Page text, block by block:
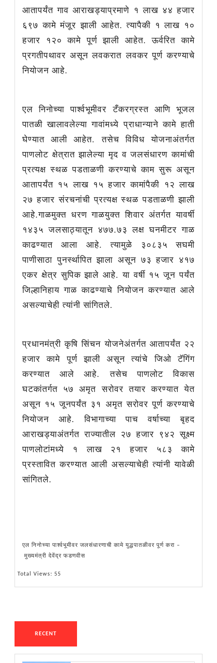
आतापर्यंत गाव आराखड्याप्रमाणे १ लाख ४४ हजार
६९७ कामे मंजूर झाली आहेत. त्यापैकी १ लाख १०
हजार १२० कामे पूर्ण झाली आहेत. ऊर्वरित कामे
प्रगतीपथावर असून लवकरात लवकर पूर्ण करण्याचे
नियोजन आहे.
एल निनोच्या पार्श्वभूमीवर टँकरग्रस्त आणि भूजल
पातळी खालावलेल्या गावांमध्ये प्राधान्याने कामे हाती
घेण्यात आली आहेत. तसेच विविध योजनाअंतर्गत
पाणलोट क्षेत्रात झालेल्या मृद व जलसंधारण कामांची
प्रत्यक्ष स्थळ पडताळणी करण्याचे काम सुरू असून
आतापर्यंत १५ लाख १५ हजार कामांपैकी १२ लाख
२७ हजार संरचनांची प्रत्यक्ष स्थळ पडताळणी झाली
आहे.गाळमुक्त धरण गाळयुक्त शिवार अंतर्गत यावर्षी
१४३५ जलसाठ्यातून ४७७.७३ लक्ष घनमीटर गाळ
काढण्यात आला आहे. त्यामुळे ३०८३५ सघमी
पाणीसाठा पुनर्स्थापित झाला असून ७३ हजार ४१७
एकर क्षेत्र सुपिक झाले आहे. या वर्षी १५ जून पर्यंत
जिल्हानिहाय गाळ काढण्याचे नियोजन करण्यात आले
असल्याचेही त्यांनी सांगितले.
प्रधानमंत्री कृषि सिंचन योजनेअंतर्गत आतापर्यंत २२
हजार कामे पूर्ण झाली असून त्यांचे जिओ टॅगिंग
करण्यात आले आहे. तसेच पाणलोट विकास
घटकांतर्गत ५७ अमृत सरोवर तयार करण्यात येत
असून १५ जूनपर्यंत ३१ अमृत सरोवर पूर्ण करण्याचे
नियोजन आहे. विभागाच्या पाच वर्षाच्या बृहद
आराखड्याअंतर्गत राज्यातील २७ हजार ९४२ सूक्ष्म
पाणलोटांमध्ये १ लाख २१ हजार ५८३ कामे
प्रस्तावित करण्यात आली असल्याचेही त्यांनी यावेळी
सांगितले.
एल निनोच्या पार्श्वभूमीवर जलसंधारणाची कामे युद्धपातळीवर पूर्ण करा –
मुख्यमंत्री देवेंद्र फडणवीस
Total Views: 55
RECENT